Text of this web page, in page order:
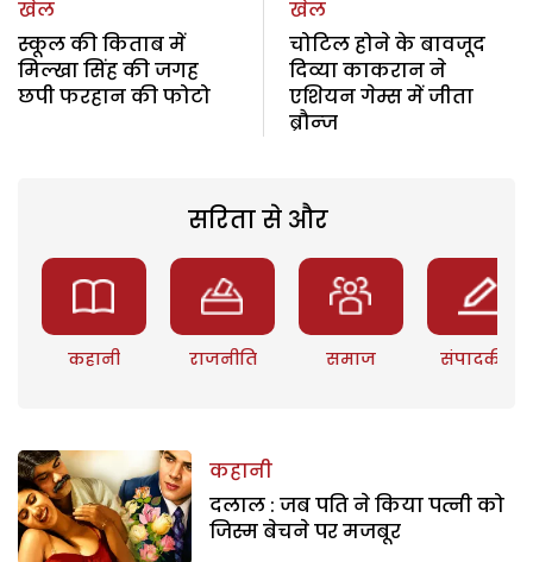
खेल
स्कूल की किताब में
मिल्खा सिंह की जगह
छपी फरहान की फोटो
खेल
चोटिल होने के बावजूद
दिव्या काकरान ने
एशियन गेम्स में जीता
ब्रौन्ज
सरिता से और
कहानी राजनीति समाज संपादकीय
कहानी
दलाल : जब पति ने किया पत्नी को
जिस्म बेचने पर मजबूर